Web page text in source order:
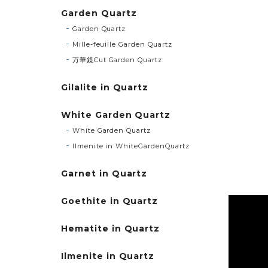
Garden Quartz
Garden Quartz
Mille-feuille Garden Quartz
万華鏡Cut Garden Quartz
Gilalite in Quartz
White Garden Quartz
White Garden Quartz
Ilmenite in WhiteGardenQuartz
Garnet in Quartz
Goethite in Quartz
Hematite in Quartz
Ilmenite in Quartz